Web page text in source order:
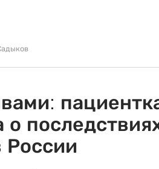
о
России